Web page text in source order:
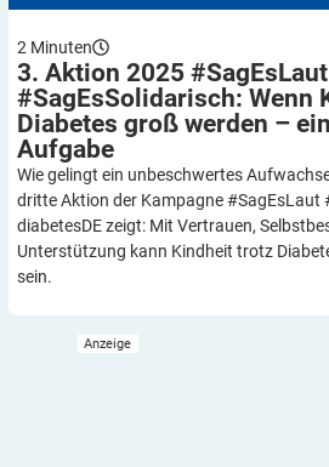
2 Minuten
3. Aktion 2025 #SagEsLaut
#SagEsSolidarisch: Wenn
Diabetes groß werden –
Aufgabe
Wie gelingt ein unbeschwertes
dritte Aktion der Kampagne #SagEsLaut
diabetesDE zeigt: Mit Vertrauen,
Unterstützung kann Kindheit trotz
sein.